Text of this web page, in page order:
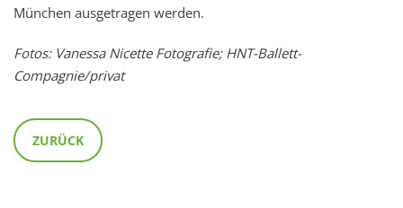
München ausgetragen werden.
Fotos: Vanessa Nicette Fotografie; HNT-Ballett-
Compagnie/privat
ZURÜCK